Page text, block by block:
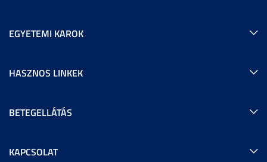
EGYETEMI KAROK
HASZNOS LINKEK
BETEGELLÁTÁS
KAPCSOLAT